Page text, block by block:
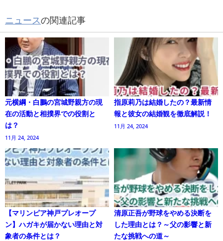
ニュースの関連記事
元横綱・白鵬の宮城野親方の現
在の活動と相撲界での役割と
は？
11月 24, 2024
指原莉乃は結婚したの？最新情
報と彼女の結婚観を徹底解説！
11月 24, 2024
【マリンピア神戸プレオープ
ン】ハガキが届かない理由と対
象者の条件とは？
清原正吾が野球をやめる決断を
した理由とは？～父の影響と新
たな挑戦への道～